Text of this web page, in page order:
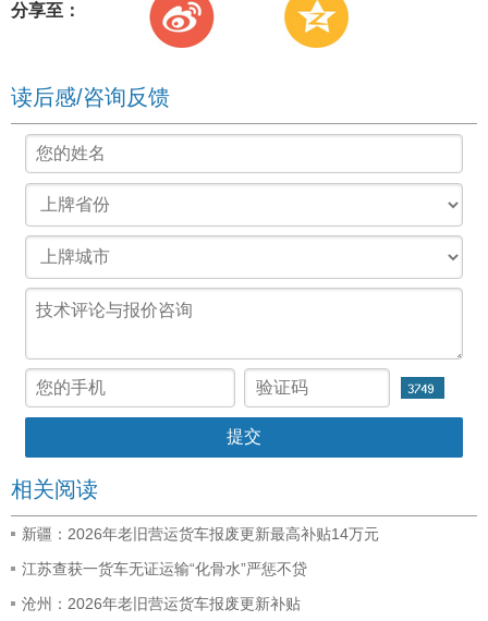
分享至：
读后感/咨询反馈
相关阅读
新疆：2026年老旧营运货车报废更新最高补贴14万元
江苏查获一货车无证运输“化骨水”严惩不贷
沧州：2026年老旧营运货车报废更新补贴